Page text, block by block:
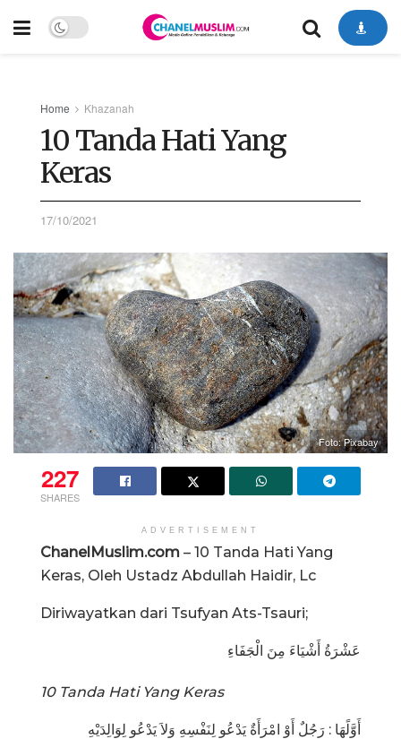
Home Khazanah
10 Tanda Hati Yang
Keras
17/10/2021
Foto: Pixabay
227
SHARES
ADVERTISEMENT
ChanelMuslim.com – 10 Tanda Hati Yang
Keras, Oleh Ustadz Abdullah Haidir, Lc
Diriwayatkan dari Tsufyan Ats-Tsauri;
عَشْرَةُ أَشْيَاءَ مِنَ الْجَفَاءِ
10 Tanda Hati Yang Keras
أَوَّلًهَا : رَجُلٌ أَوْ امْرَأَةٌ يَدْعُو لِنَفْسِهِ وَلاَ يَدْعُو لِوَالِدَيْهِ